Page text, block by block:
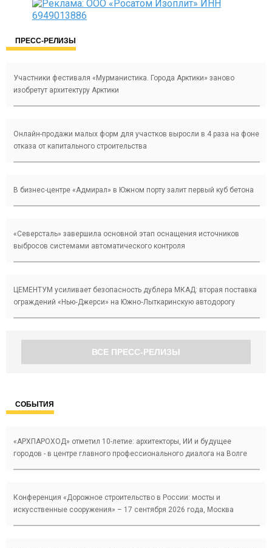
ПРЕСС-РЕЛИЗЫ
Участники фестиваля «Мурманистика. Города Арктики» заново
изобретут архитектуру Арктики
Онлайн-продажи малых форм для участков выросли в 4 раза на фоне
отказа от капитального строительства
В бизнес-центре «Адмирал» в Южном порту залит первый куб бетона
«Северсталь» завершила основной этап оснащения источников
выбросов системами автоматического контроля
ЦЕМЕНТУМ усиливает безопасность дублера МКАД: вторая поставка
ограждений «Нью‑Джерси» на Южно‑Лыткаринскую автодорогу
ВСЕ ПРЕСС-РЕЛИЗЫ
СОБЫТИЯ
«АРХПАРОХОД» отметил 10-летие: архитекторы, ИИ и будущее
городов - в центре главного профессионального диалога на Волге
Конференция «Дорожное строительство в России: мосты и
искусственные сооружения» – 17 сентября 2026 года, Москва